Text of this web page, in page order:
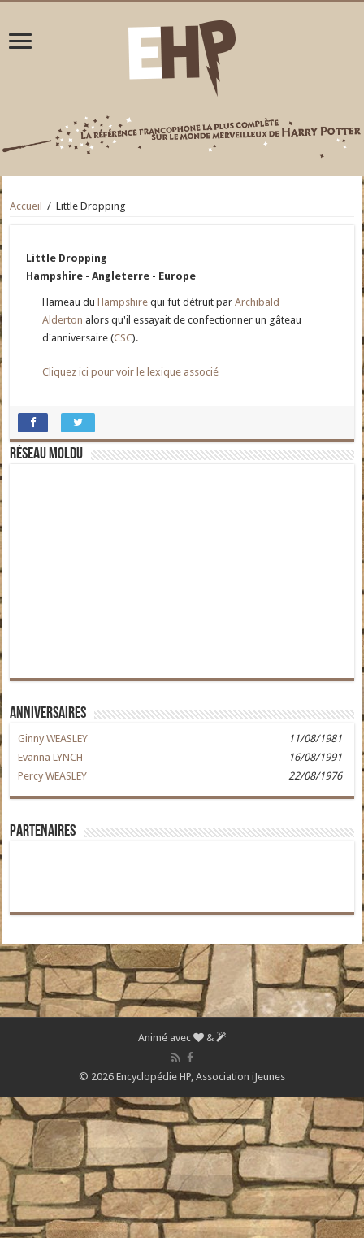
Accueil / Little Dropping
Little Dropping
Hampshire - Angleterre - Europe
Hameau duHampshire qui fut détruit parArchibald
Alderton alors qu'il essayait de confectionner un gâteau
d'anniversaire (CSC).
Cliquez ici pour voir le lexique associé
Réseau moldu
Anniversaires
Ginny WEASLEY
11/08/1981
Evanna LYNCH
16/08/1991
Percy WEASLEY
22/08/1976
Partenaires
Animé avec &
© 2026 Encyclopédie HP, Association iJeunes